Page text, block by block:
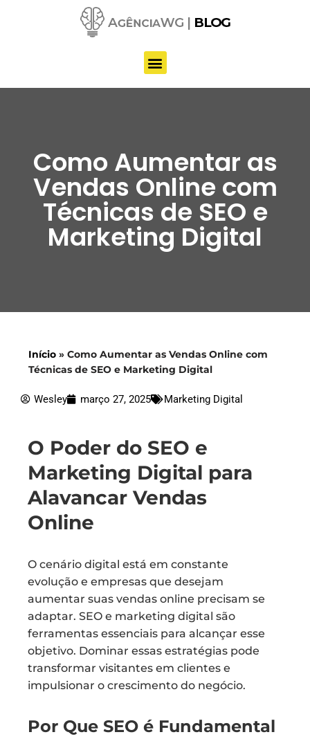
conteúdo
Como Aumentar as
Vendas Online com
Técnicas de SEO e
Marketing Digital
Início » Como Aumentar as Vendas Online com
Técnicas de SEO e Marketing Digital
Wesley março 27, 2025 Marketing Digital
O Poder do SEO e
Marketing Digital para
Alavancar Vendas
Online
O cenário digital está em constante
evolução e empresas que desejam
aumentar suas vendas online precisam se
adaptar. SEO e marketing digital são
ferramentas essenciais para alcançar esse
objetivo. Dominar essas estratégias pode
transformar visitantes em clientes e
impulsionar o crescimento do negócio.
Por Que SEO é Fundamental